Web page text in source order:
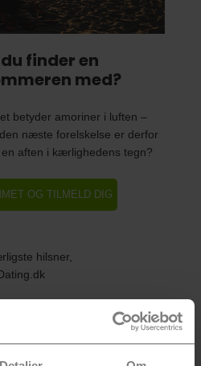
finder en
med?
betyder amoriner i luften –
næste forelskelse er derfor
aften i kærlighedens tegn?
OG TILMELD DIG
hilsner,